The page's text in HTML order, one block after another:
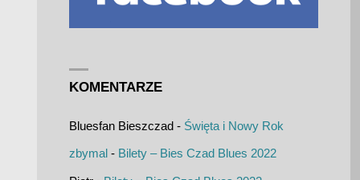
KOMENTARZE
Bluesfan Bieszczad- Święta i Nowy Rok
zbymal- Bilety – Bies Czad Blues 2022